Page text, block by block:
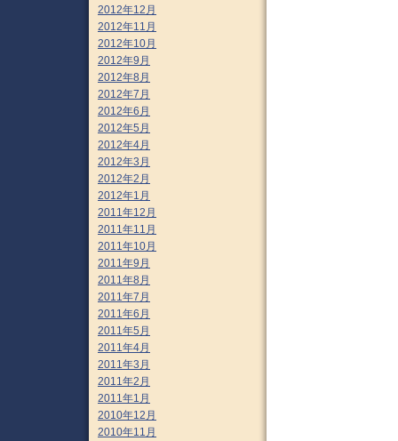
2012年12月
2012年11月
2012年10月
2012年9月
2012年8月
2012年7月
2012年6月
2012年5月
2012年4月
2012年3月
2012年2月
2012年1月
2011年12月
2011年11月
2011年10月
2011年9月
2011年8月
2011年7月
2011年6月
2011年5月
2011年4月
2011年3月
2011年2月
2011年1月
2010年12月
2010年11月